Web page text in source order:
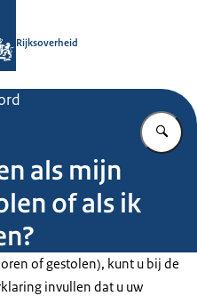
Rijksoverheid
als mijn
of als ik
of gestolen), kunt u bij de
invullen dat u uw